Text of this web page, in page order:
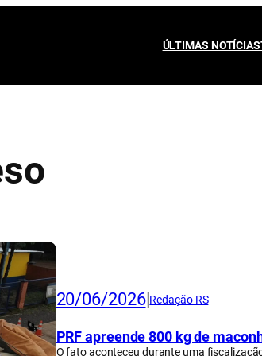
ÚLTIMAS NOTÍCIAS
20/06/2026|Redação RS
PRF apreende 800 kg de
O fato aconteceu durante uma